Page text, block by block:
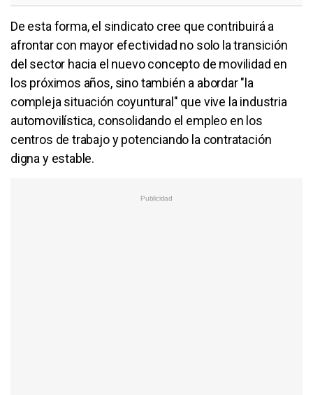
De esta forma, el sindicato cree que contribuirá a
afrontar con mayor efectividad no solo la transición
del sector hacia el nuevo concepto de movilidad en
los próximos años, sino también a abordar "la
compleja situación coyuntural" que vive la industria
automovilística, consolidando el empleo en los
centros de trabajo y potenciando la contratación
digna y estable.